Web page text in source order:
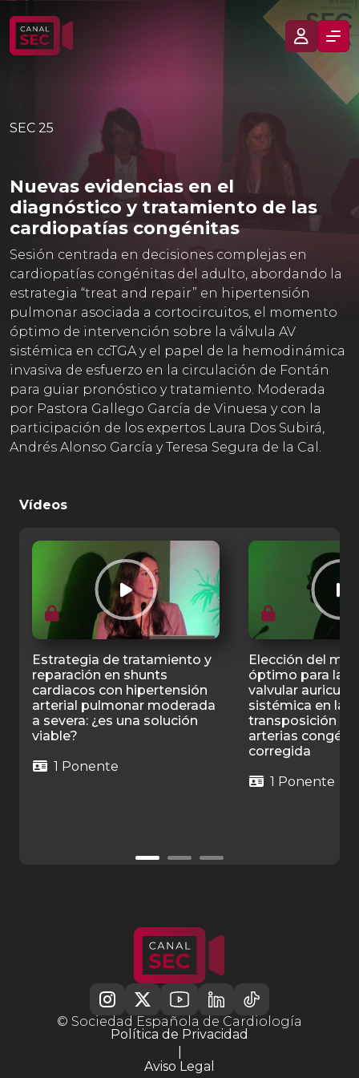
SEC 25
Nuevas evidencias en el
diagnóstico y tratamiento de las
cardiopatías congénitas
Sesión centrada en decisiones complejas en
cardiopatías congénitas del adulto, abordando la
estrategia “treat and repair” en hipertensión
pulmonar asociada a cortocircuitos, el momento
óptimo de intervención sobre la válvula AV
sistémica en ccTGA y el papel de la hemodinámica
invasiva de esfuerzo en la circulación de Fontán
para guiar pronóstico y tratamiento. Moderada
por Pastora Gallego García de Vinuesa y con la
participación de los expertos Laura Dos Subirá,
Andrés Alonso García y Teresa Segura de la Cal.
Vídeos
Estrategia de tratamiento y
reparación en shunts
cardiacos con hipertensión
arterial pulmonar moderada
a severa: ¿es una solución
viable?
1 Ponente
Elección del
óptimo para la
valvular
sistémica en la
transposición
arterias
corregida
1 Ponente
© Sociedad Española de Cardiología
Política de Privacidad
|
Aviso Legal